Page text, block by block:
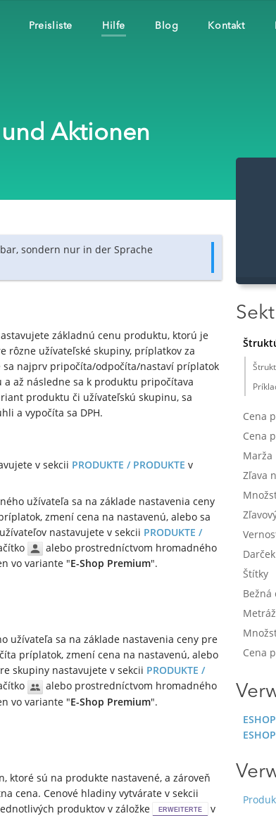
Preisliste Hilfe Blog Kontakt
und Aktionen
sondern nur in der Sprache
základnú cenu produktu, ktorú je
rôzne užívateľské skupiny, príplatkov za
sa najprv pripočíta/odpočíta/nastaví príplatok
až následne sa k produktu pripočítava
produktu či užívateľskú skupinu, sa
a vypočíta sa DPH.
v sekcii PRODUKTE / PRODUKTE v
užívateľa sa na základe nastavenia ceny
zmení cena na nastavenú, alebo sa
nastavujete v sekcii PRODUKTE /
alebo prostredníctvom hromadného
vo variante "E-Shop Premium".
užívateľa sa na základe nastavenia ceny pre
príplatok, zmení cena na nastavenú, alebo
skupiny nastavujete v sekcii PRODUKTE /
alebo prostredníctvom hromadného
vo variante "E-Shop Premium".
ktoré sú na produkte nastavené, a zároveň
cena. Cenové hladiny vytvárate v sekcii
produktov v záložke ERWEITERTE
v
Cena
Cena
Marža
Zľava
Štítky
Bežná
Cena